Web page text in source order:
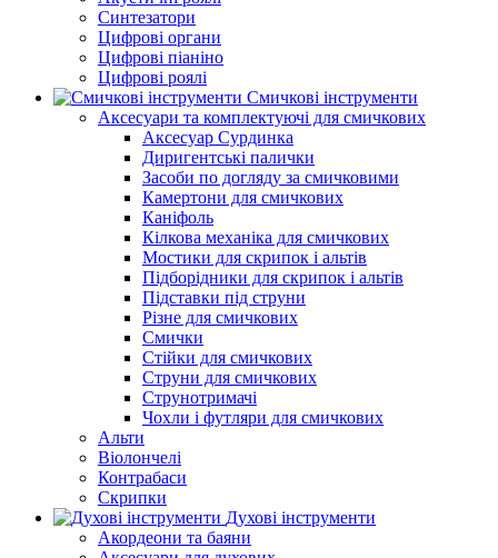
Синтезатори
Цифрові органи
Цифрові піаніно
Цифрові роялі
Смичкові інструменти
Аксесуари та комплектуючі для смичкових
Аксесуар Сурдинка
Диригентські палички
Засоби по догляду за смичковими
Камертони для смичкових
Каніфоль
Кілкова механіка для смичкових
Мостики для скрипок і альтів
Підборiдники для скрипок і альтів
Підставки під струни
Різне для смичкових
Смички
Стійки для смичкових
Струни для смичкових
Струнотримачі
Чохли і футляри для смичкових
Альти
Віолончелі
Контрабаси
Скрипки
Духові інструменти
Акордеони та баяни